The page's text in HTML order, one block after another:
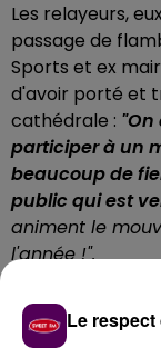
Les relayeurs,
passage de
Sports et ex
d'avoir porté et
cathédrale :
participer à un
beaucoup de
public qui est
animent le
l'année !".
Le